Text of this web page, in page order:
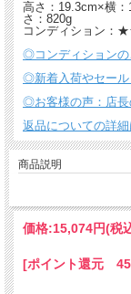
高さ：19.3cm×横
さ：820g
コンディション
◎コンディションの
◎新着入荷やセール
◎お客様の声：店長
返品についての詳細
商品説明
価格:15,074円(税
[ポイント還元